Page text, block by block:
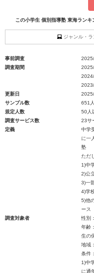
この小学生 個別指導塾 東海ランキ
ジャンル・
事前調査
調査期間
更新日
サンプル数
651
規定人数
50人
調査サービス数
23サ
定義
中学
に一
塾
ただ
1)中
2)公
3)一
4)学
5)他
ース
調査対象者
性別
年齢
生の
地域
条件
1)中
に通